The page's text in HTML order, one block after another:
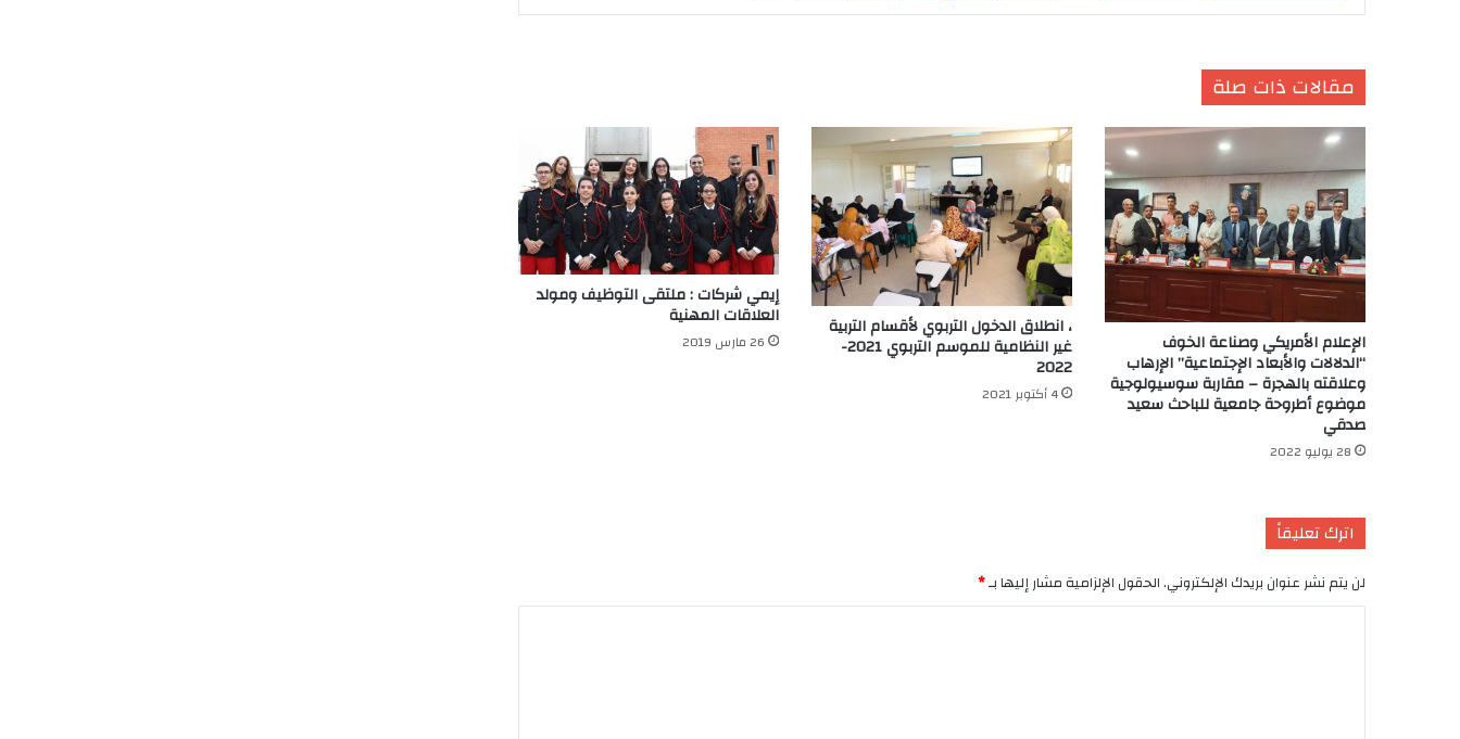
مقالات ذات صلة
الإعلام الأمريكي وصناعة الخوف
“الدلالات والأبعاد الإجتماعية” الإرهاب
وعلاقته بالهجرة – مقاربة سوسيولوجية
موضوع أطروحة جامعية للباحث سعيد
صدقي
28 يوليو 2022
، انطلاق الدخول التربوي لأقسام التربية
غير النظامية للموسم التربوي 2021-
2022
4 أكتوبر 2021
إيمي شركات : ملتقى التوظيف ومولد
العلاقات المهنية
26 مارس 2019
اترك تعليقاً
لن يتم نشر عنوان بريدك الإلكتروني.الحقول الإلزامية مشار إليها بـ*